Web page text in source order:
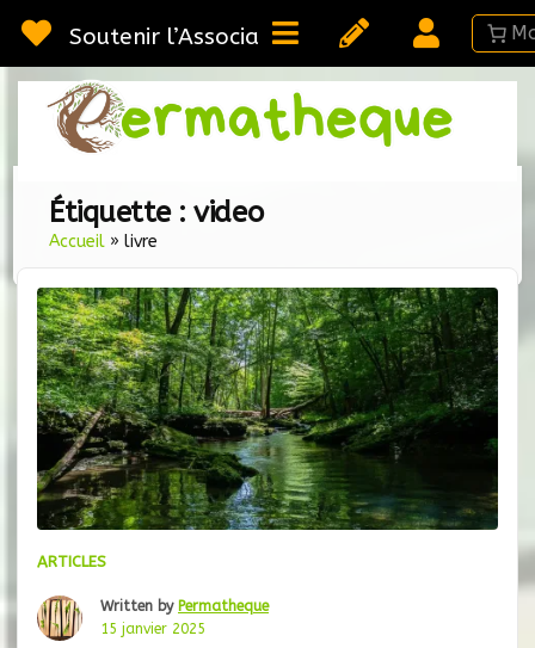
au
contenu
Soutenir l’Association
Étiquette :video
Accueil »livre
ARTICLES
Written by Permatheque
15 janvier 2025